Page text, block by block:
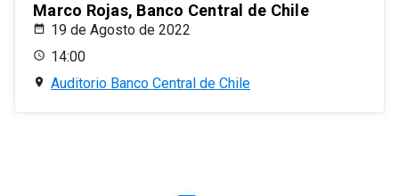
Marco Rojas, Banco Central de Chile
19 de Agosto de 2022
14:00
Auditorio Banco Central de Chile